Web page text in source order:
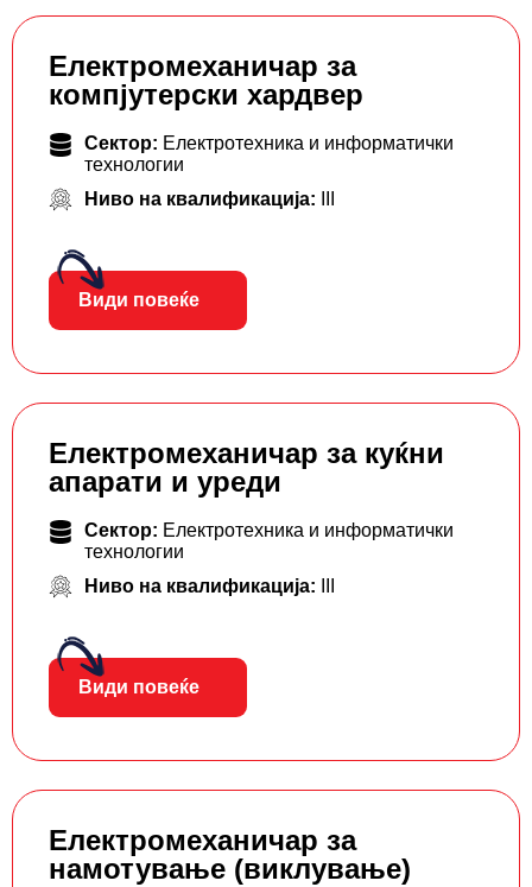
Електромеханичар за
компјутерски хардвер
Сектор: Електротехника и информатички
технологии
Ниво на квалификација:
Види повеќе
Електромеханичар за куќни
апарати и уреди
Сектор: Електротехника и информатички
технологии
Ниво на квалификација:
Види повеќе
Електромеханичар за
намотување (виклување)